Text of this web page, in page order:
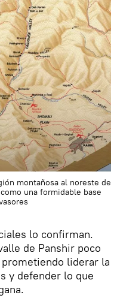
montañosa al noreste de
una formidable base
lo confirman.
de Panshir poco
liderar la
y defender lo que